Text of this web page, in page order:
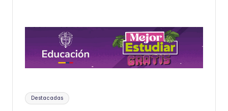
Etiquetas:
Destacadas